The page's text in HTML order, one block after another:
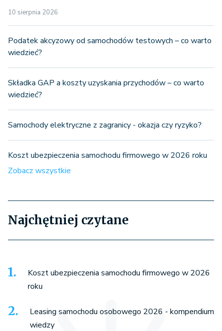
10 sierpnia 2026
Podatek akcyzowy od samochodów testowych – co warto
wiedzieć?
Składka GAP a koszty uzyskania przychodów – co warto
wiedzieć?
Samochody elektryczne z zagranicy - okazja czy ryzyko?
Koszt ubezpieczenia samochodu firmowego w 2026 roku
Zobacz wszystkie
Najchętniej czytane
Koszt ubezpieczenia samochodu firmowego w 2026
roku
Leasing samochodu osobowego 2026 - kompendium
wiedzy